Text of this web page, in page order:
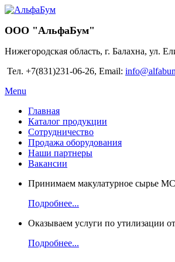
ООО "АльфаБум"
Нижегородская область, г. Балахна, ул.
Тел. +7(831)231-06-26, Email:
Menu
Главная
Каталог продукции
Сотрудничество
Продажа оборудования
Наши партнеры
Вакансии
Принимаем макулатурное сырье
Подробнее...
Оказываем услуги по утилизации
Подробнее...